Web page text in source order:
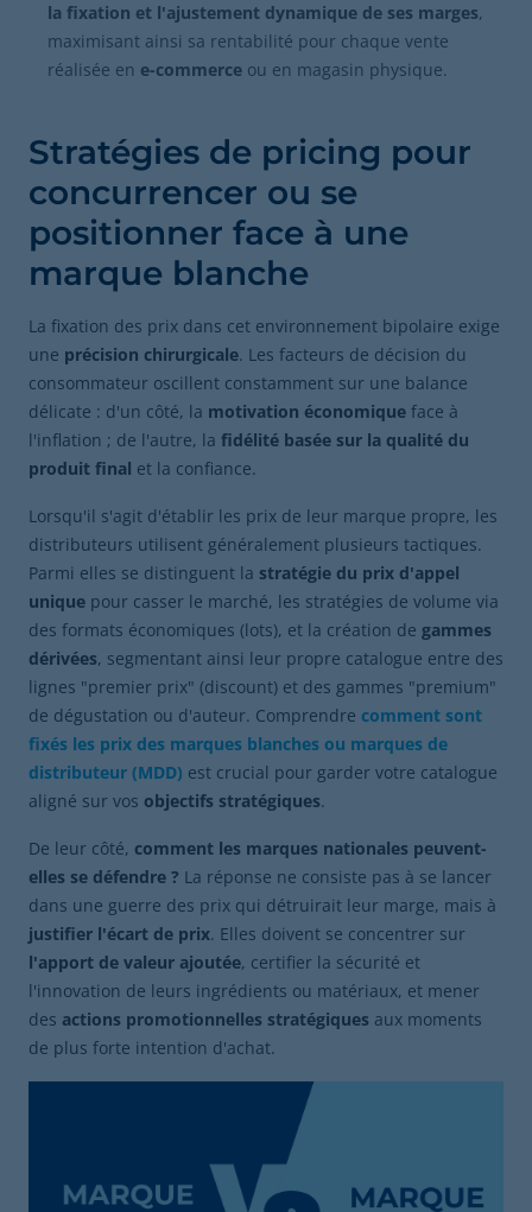
la fixation et l'ajustement dynamique de ses marges,
maximisant ainsi sa rentabilité pour chaque vente
réalisée en e-commerce ou en magasin physique.
Stratégies de pricing pour
concurrencer ou se
positionner face à une
marque blanche
La fixation des prix dans cet environnement bipolaire exige
une précision chirurgicale. Les facteurs de décision du
consommateur oscillent constamment sur une balance
délicate : d'un côté, la motivation économique face à
l'inflation ; de l'autre, la fidélité basée sur la qualité du
produit final et la confiance.
Lorsqu'il s'agit d'établir les prix de leur marque propre, les
distributeurs utilisent généralement plusieurs tactiques.
Parmi elles se distinguent la stratégie du prix d'appel
unique pour casser le marché, les stratégies de volume via
des formats économiques (lots), et la création de gammes
dérivées, segmentant ainsi leur propre catalogue entre des
lignes "premier prix" (discount) et des gammes "premium"
de dégustation ou d'auteur. Comprendre comment sont
fixés les prix des marques blanches ou marques de
distributeur (MDD) est crucial pour garder votre catalogue
aligné sur vos objectifs stratégiques.
De leur côté, comment les marques nationales peuvent-
elles se défendre ? La réponse ne consiste pas à se lancer
dans une guerre des prix qui détruirait leur marge, mais à
justifier l'écart de prix. Elles doivent se concentrer sur
l'apport de valeur ajoutée, certifier la sécurité et
l'innovation de leurs ingrédients ou matériaux, et mener
des actions promotionnelles stratégiques aux moments
de plus forte intention d'achat.